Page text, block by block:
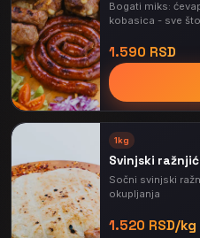
⭐
Bogati miks:
kobasica - sve
1.590 RSD
1kg
Svinjski
Sočni svinjski
okupljanja
1.520 RSD/kg